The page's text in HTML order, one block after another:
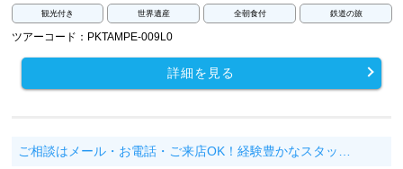
観光付き 世界遺産 全朝食付 鉄道の旅
ツアーコード：PKTAMPE-009L0
詳細を見る
ご相談はメール・お電話・ご来店OK！経験豊かなスタッ…